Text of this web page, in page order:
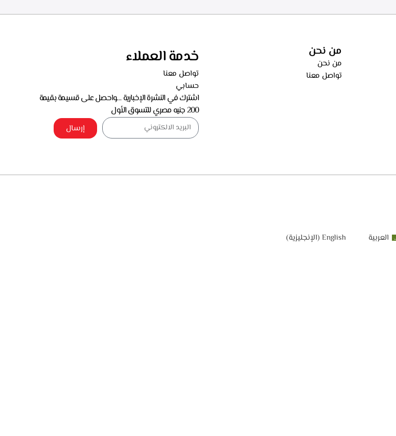
من نحن
من نحن
تواصل معنا
خدمة العملاء
تواصل معنا
حسابي
اشترك في النشرة الإخبارية …واحصل على قسيمة بقيمة
200 جنيه مصري للتسوق الأول
إرسال
العربية English
(الإنجليزية)